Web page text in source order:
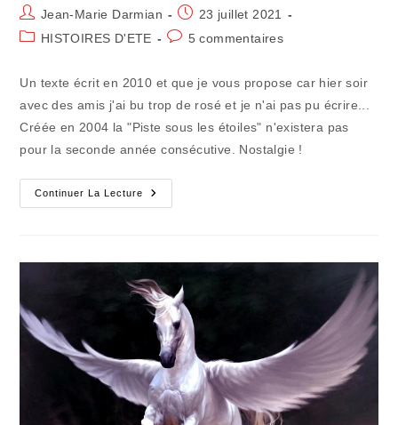
Auteur/autrice
de
Jean-Marie Darmian
Publication
publiée :
23 juillet 2021
PostHISTOIRES D'ETE
Commentaires
publication :
5 commentaires
Un texte écrit en 2010 et que je vous propose car hier soir
avec des amis j'ai bu trop de rosé et je n'ai pas pu écrire...
Créée en 2004 la "Piste sous les étoiles" n'existera pas
pour la seconde année consécutive. Nostalgie !
Continuer La Lecture
Pistez
Les